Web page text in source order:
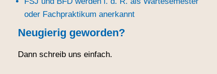
oder Fachpraktikum anerkannt
Neugierig geworden?
Dann schreib uns einfach.